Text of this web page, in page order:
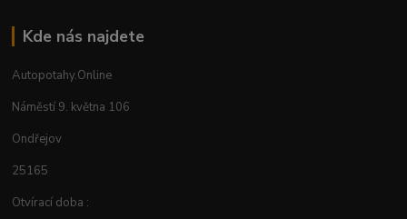
Kde nás najdete
Autopotahy.Online
Náměstí 9. května 106
Ondřejov
25165
Otvírací doba :